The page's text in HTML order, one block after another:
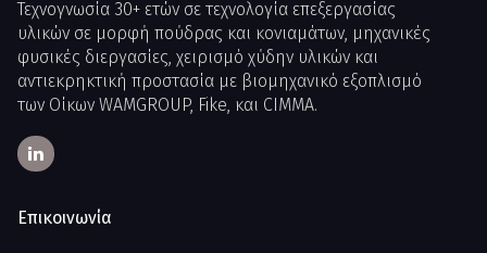
Τεχνογνωσία 30+ ετών σε τεχνολογία επεξεργασίας
υλικών σε μορφή πούδρας και κονιαμάτων, μηχανικές
φυσικές διεργασίες, χειρισμό χύδην υλικών και
αντιεκρηκτική προστασία με βιομηχανικό εξοπλισμό
των Οίκων WAMGROUP, Fike, και CIMMA.
Επικοινωνία